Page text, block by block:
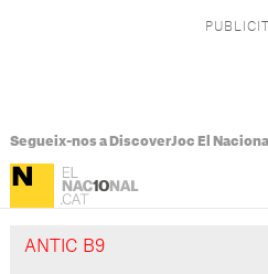
Segueix-nos a DiscoverJoc El Nacional
ANTIC B9